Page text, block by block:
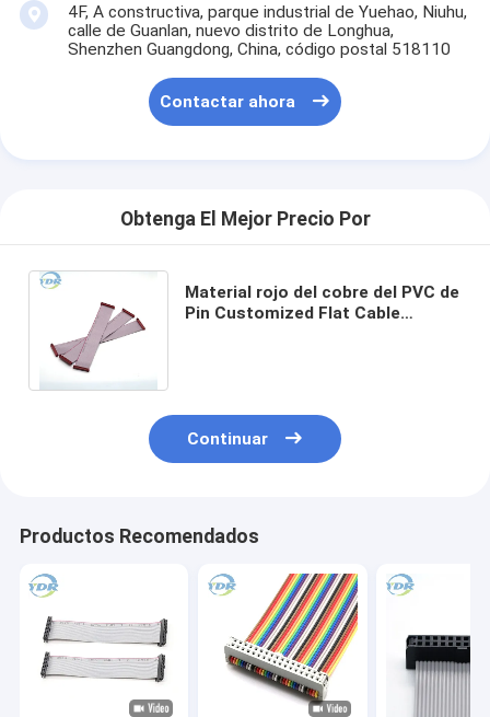
4F, A constructiva, parque industrial de Yuehao, Niuhu,
calle de Guanlan, nuevo distrito de Longhua,
Shenzhen Guangdong, China, código postal 518110
Contactar ahora
Obtenga El Mejor Precio Por
Material rojo del cobre del PVC de
Pin Customized Flat Cable
Continuar
Productos Recomendados